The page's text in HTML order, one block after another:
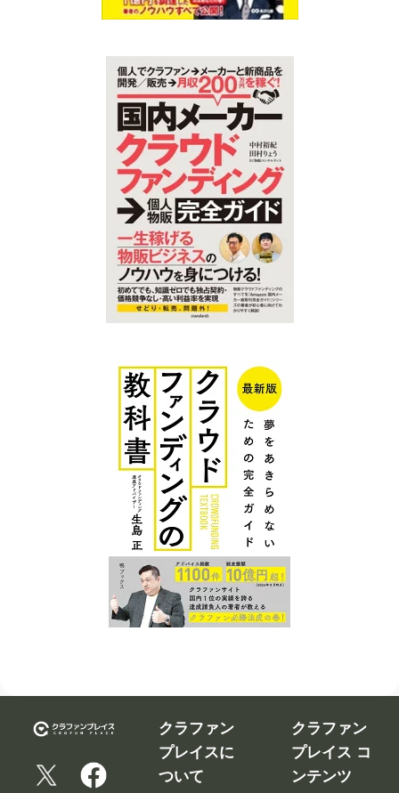
告知、拡散す
クラファンプ
クラファンプ
クラファン
プレイスに
ついて
修正依
頼フォ
ーム
ング入
門編
クラウ